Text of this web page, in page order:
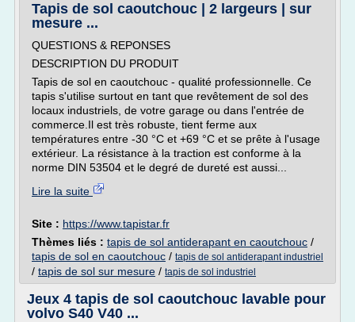
Tapis de sol caoutchouc | 2 largeurs | sur
mesure ...
QUESTIONS & REPONSES
DESCRIPTION DU PRODUIT
Tapis de sol en caoutchouc - qualité professionnelle. Ce
tapis s'utilise surtout en tant que revêtement de sol des
locaux industriels, de votre garage ou dans l'entrée de
commerce.Il est très robuste, tient ferme aux
températures entre -30 °C et +69 °C et se prête à l'usage
extérieur. La résistance à la traction est conforme à la
norme DIN 53504 et le degré de dureté est aussi...
Lire la suite
Site : https://www.tapistar.fr
Thèmes liés : tapis de sol antiderapant en caoutchouc /
tapis de sol en caoutchouc / tapis de sol antiderapant industriel
/ tapis de sol sur mesure / tapis de sol industriel
Jeux 4 tapis de sol caoutchouc lavable pour
volvo S40 V40 ...